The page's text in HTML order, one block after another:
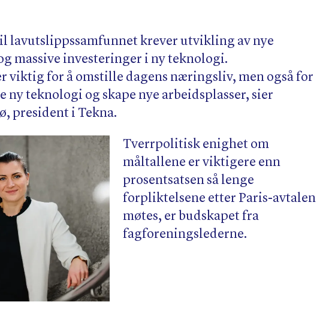
lavutslippssamfunnet krever utvikling av nye
massive investeringer i ny teknologi.
viktig for å omstille dagens næringsliv, men også for
ny teknologi og skape nye arbeidsplasser, sier
president i Tekna.
Tverrpolitisk enighet om
måltallene er viktigere enn
prosentsatsen så lenge
forpliktelsene etter Paris-avtalen
møtes, er budskapet fra
fagforeningslederne.